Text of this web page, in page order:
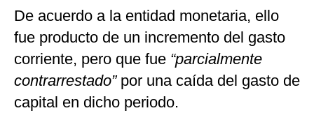
De acuerdo a la entidad monetaria, ello
fue producto de un incremento del gasto
corriente, pero que fue “parcialmente
contrarrestado”por una caída del gasto de
capital en dicho periodo.